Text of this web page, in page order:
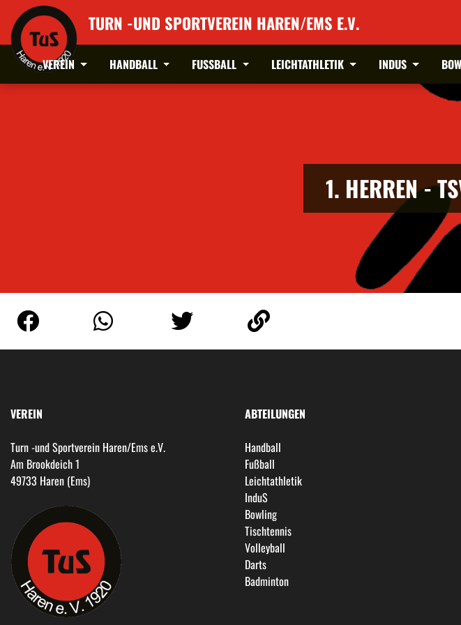
TURN -UND SPORTVEREIN HAREN/EMS E.V.
VEREIN HANDBALL FUSSBALL LEICHTATHLETIK INDUS
1. HERREN -
VEREIN
Turn -und Sportverein Haren/Ems e.V.
Am Brookdeich 1
49733 Haren (Ems)
ABTEILUNGEN
Handball
Fußball
Leichtathletik
InduS
Bowling
Tischtennis
Volleyball
Darts
Badminton